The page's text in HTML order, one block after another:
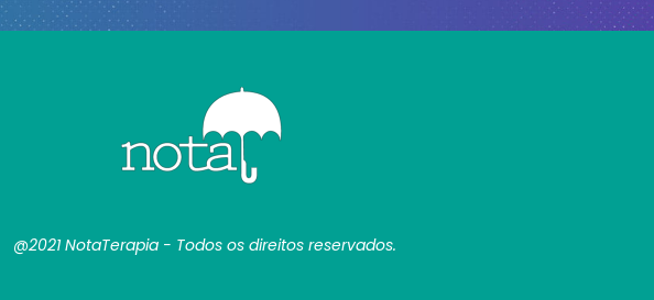
@2021 NotaTerapia - Todos os direitos reservados.